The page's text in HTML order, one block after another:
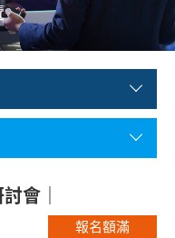
會｜
報名額滿